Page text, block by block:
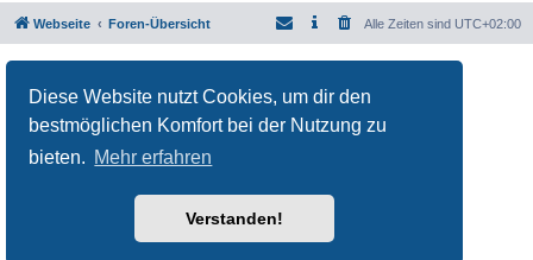
Diese Website nutzt Cookies, um dir den
bestmöglichen Komfort bei der Nutzung zu
bieten. Mehr erfahren
Verstanden!
Webseite Foren-Übersicht Alle Zeiten sind UTC+02:00
Deutsche Übersetzung durchphpBB.de
Nutzungsbedingungen